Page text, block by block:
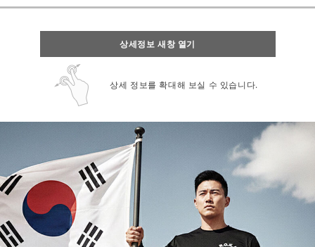
상세정보 새창 열기
상세 정보를 확대해 보실 수 있습니다.